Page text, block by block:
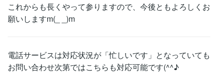
これからも長くやって参りますので、今後ともよろしくお
願いしますm(_ _)m
電話サービスは対応状況が「忙しいです」となっていても
お問い合わせ次第ではこちらも対応可能です(^^♪